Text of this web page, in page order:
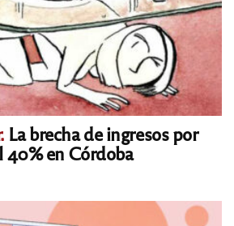
La brecha de ingresos por
40% en Córdoba